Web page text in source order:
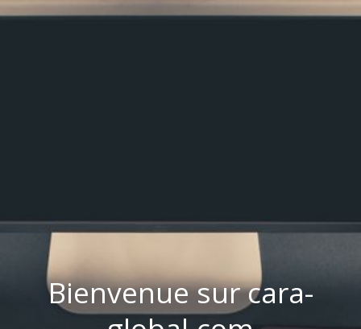
Bienvenue sur cara-